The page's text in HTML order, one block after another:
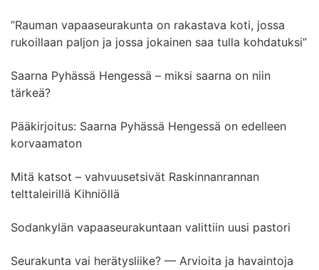
”Rauman vapaaseurakunta on rakastava koti, jossa
rukoillaan paljon ja jossa jokainen saa tulla kohdatuksi”
Saarna Pyhässä Hengessä – miksi saarna on niin
tärkeä?
Pääkirjoitus: Saarna Pyhässä Hengessä on edelleen
korvaamaton
Mitä katsot – vahvuusetsivät Raskinnanrannan
telttaleirillä Kihniöllä
Sodankylän vapaaseurakuntaan valittiin uusi pastori
Seurakunta vai herätysliike? — Arvioita ja havaintoja